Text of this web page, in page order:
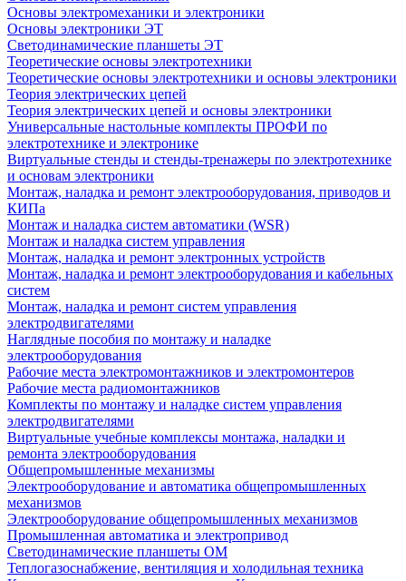
Основы электромеханики и электроники
Основы электроники ЭТ
Светодинамические планшеты ЭТ
Теоретические основы электротехники
Теоретические основы электротехники и основы электроники
Теория электрических цепей
Теория электрических цепей и основы электроники
Универсальные настольные комплекты ПРОФИ по
электротехнике и электронике
Виртуальные стенды и стенды-тренажеры по электротехнике
и основам электроники
Монтаж, наладка и ремонт электрооборудования, приводов и
КИПа
Монтаж и наладка систем автоматики (WSR)
Монтаж и наладка систем управления
Монтаж, наладка и ремонт электронных устройств
Монтаж, наладка и ремонт электрооборудования и кабельных
систем
Монтаж, наладка и ремонт систем управления
электродвигателями
Наглядные пособия по монтажу и наладке
электрооборудования
Рабочие места электромонтажников и электромонтеров
Рабочие места радиомонтажников
Комплекты по монтажу и наладке систем управления
электродвигателями
Виртуальные учебные комплексы монтажа, наладки и
ремонта электрооборудования
Общепромышленные механизмы
Электрооборудование и автоматика общепромышленных
механизмов
Электрооборудование общепромышленных механизмов
Промышленная автоматика и электропривод
Светодинамические планшеты ОМ
Теплогазоснабжение, вентиляция и холодильная техника